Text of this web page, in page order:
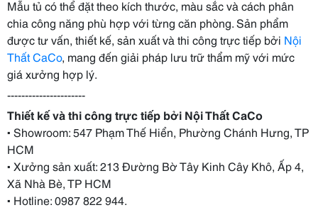
Mẫu tủ có thể đặt theo kích thước, màu sắc và cách phân
chia công năng phù hợp với từng căn phòng. Sản phẩm
được tư vấn, thiết kế, sản xuất và thi công trực tiếp bởi Nội
Thất CaCo, mang đến giải pháp lưu trữ thẩm mỹ với mức
giá xưởng hợp lý.
----------------------
Thiết kế và thi công trực tiếp bởi Nội Thất CaCo
▪ Showroom: 547 Phạm Thế Hiển, Phường Chánh Hưng, TP
HCM
▪ Xưởng sản xuất: 213 Đường Bờ Tây Kinh Cây Khô, Ấp 4,
Xã Nhà Bè, TP HCM
▪ Hotline: 0987 822 944.